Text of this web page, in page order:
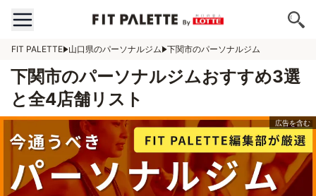
FIT PALETTE 山口県のパーソナルジム 下関市のパーソナルジム
下関市のパーソナルジムおすすめ3選
と全4店舗リスト